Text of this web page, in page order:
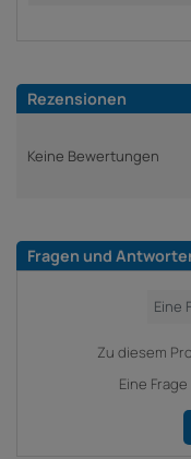
Rezensionen
Keine Bewertungen
Fragen und
Zu diesem
Eine